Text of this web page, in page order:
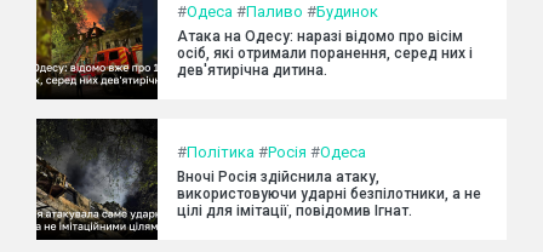
#Одеса #Паливо #Будинок
Атака на Одесу: наразі відомо про вісім
осіб, які отримали поранення, серед них і
дев'ятирічна дитина.
#Політика #Росія #Одеса
Вночі Росія здійснила атаку,
використовуючи ударні безпілотники, а не
цілі для імітації, повідомив Ігнат.